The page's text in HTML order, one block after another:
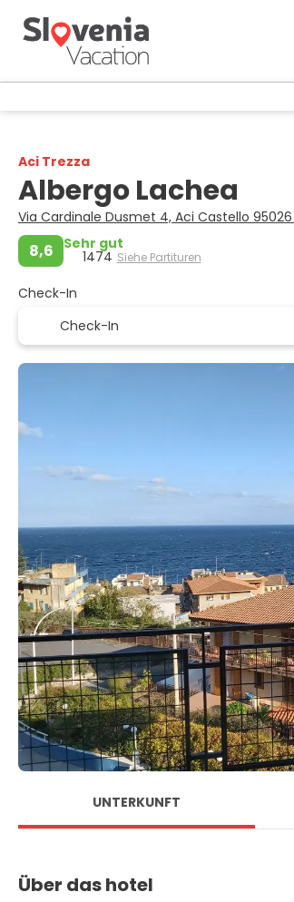
Aci Trezza
Albergo Lachea
Via Cardinale Dusmet 4, Aci Castello 95026
8,6 Sehr gut
1474 Siehe Partituren
Check-In
UNTERKUNFT
Über das hotel